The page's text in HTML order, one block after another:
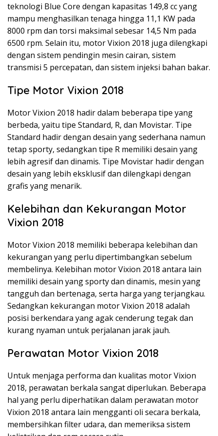
teknologi Blue Core dengan kapasitas 149,8 cc yang
mampu menghasilkan tenaga hingga 11,1 KW pada
8000 rpm dan torsi maksimal sebesar 14,5 Nm pada
6500 rpm. Selain itu, motor Vixion 2018 juga dilengkapi
dengan sistem pendingin mesin cairan, sistem
transmisi 5 percepatan, dan sistem injeksi bahan bakar.
Tipe Motor Vixion 2018
Motor Vixion 2018 hadir dalam beberapa tipe yang
berbeda, yaitu tipe Standard, R, dan Movistar. Tipe
Standard hadir dengan desain yang sederhana namun
tetap sporty, sedangkan tipe R memiliki desain yang
lebih agresif dan dinamis. Tipe Movistar hadir dengan
desain yang lebih eksklusif dan dilengkapi dengan
grafis yang menarik.
Kelebihan dan Kekurangan Motor
Vixion 2018
Motor Vixion 2018 memiliki beberapa kelebihan dan
kekurangan yang perlu dipertimbangkan sebelum
membelinya. Kelebihan motor Vixion 2018 antara lain
memiliki desain yang sporty dan dinamis, mesin yang
tangguh dan bertenaga, serta harga yang terjangkau.
Sedangkan kekurangan motor Vixion 2018 adalah
posisi berkendara yang agak cenderung tegak dan
kurang nyaman untuk perjalanan jarak jauh.
Perawatan Motor Vixion 2018
Untuk menjaga performa dan kualitas motor Vixion
2018, perawatan berkala sangat diperlukan. Beberapa
hal yang perlu diperhatikan dalam perawatan motor
Vixion 2018 antara lain mengganti oli secara berkala,
membersihkan filter udara, dan memeriksa sistem